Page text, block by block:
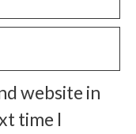
website in
time I